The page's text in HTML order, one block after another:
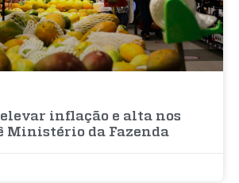
inflação e alta nos
Ministério da Fazenda